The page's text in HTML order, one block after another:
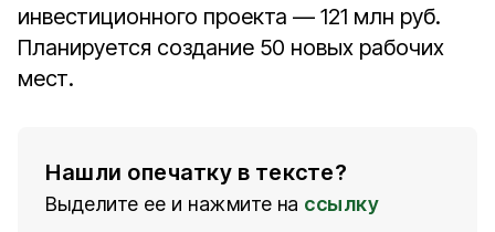
инвестиционного проекта — 121 млн руб.
Планируется создание 50 новых рабочих
мест.
Нашли опечатку в тексте?
Выделите ее и нажмите на ссылку